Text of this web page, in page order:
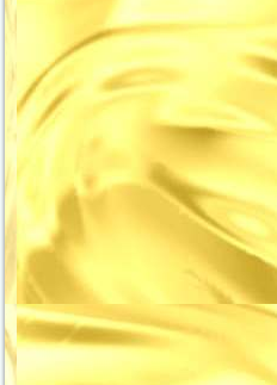
駐車場の「THE PARKing 梅田
ロフト」「三田モータープー
ル」では、梅田ロフトで3,000
円以上の買い物をすれば、駐車
料金が「1時間分」割引(無料)
に...